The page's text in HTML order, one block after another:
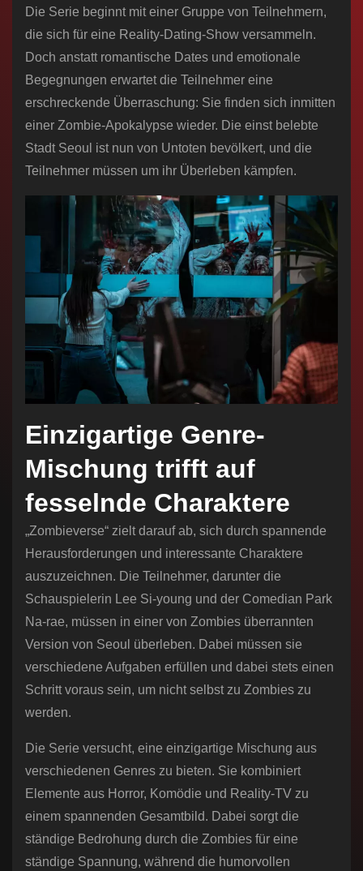
Die Serie beginnt mit einer Gruppe von Teilnehmern,
die sich für eine Reality-Dating-Show versammeln.
Doch anstatt romantische Dates und emotionale
Begegnungen erwartet die Teilnehmer eine
erschreckende Überraschung: Sie finden sich inmitten
einer Zombie-Apokalypse wieder. Die einst belebte
Stadt Seoul ist nun von Untoten bevölkert, und die
Teilnehmer müssen um ihr Überleben kämpfen.
Einzigartige Genre-
Mischung trifft auf
fesselnde Charaktere
„Zombieverse“ zielt darauf ab, sich durch spannende
Herausforderungen und interessante Charaktere
auszuzeichnen. Die Teilnehmer, darunter die
Schauspielerin Lee Si-young und der Comedian Park
Na-rae, müssen in einer von Zombies überrannten
Version von Seoul überleben. Dabei müssen sie
verschiedene Aufgaben erfüllen und dabei stets einen
Schritt voraus sein, um nicht selbst zu Zombies zu
werden.
Die Serie versucht, eine einzigartige Mischung aus
verschiedenen Genres zu bieten. Sie kombiniert
Elemente aus Horror, Komödie und Reality-TV zu
einem spannenden Gesamtbild. Dabei sorgt die
ständige Bedrohung durch die Zombies für eine
ständige Spannung, während die humorvollen